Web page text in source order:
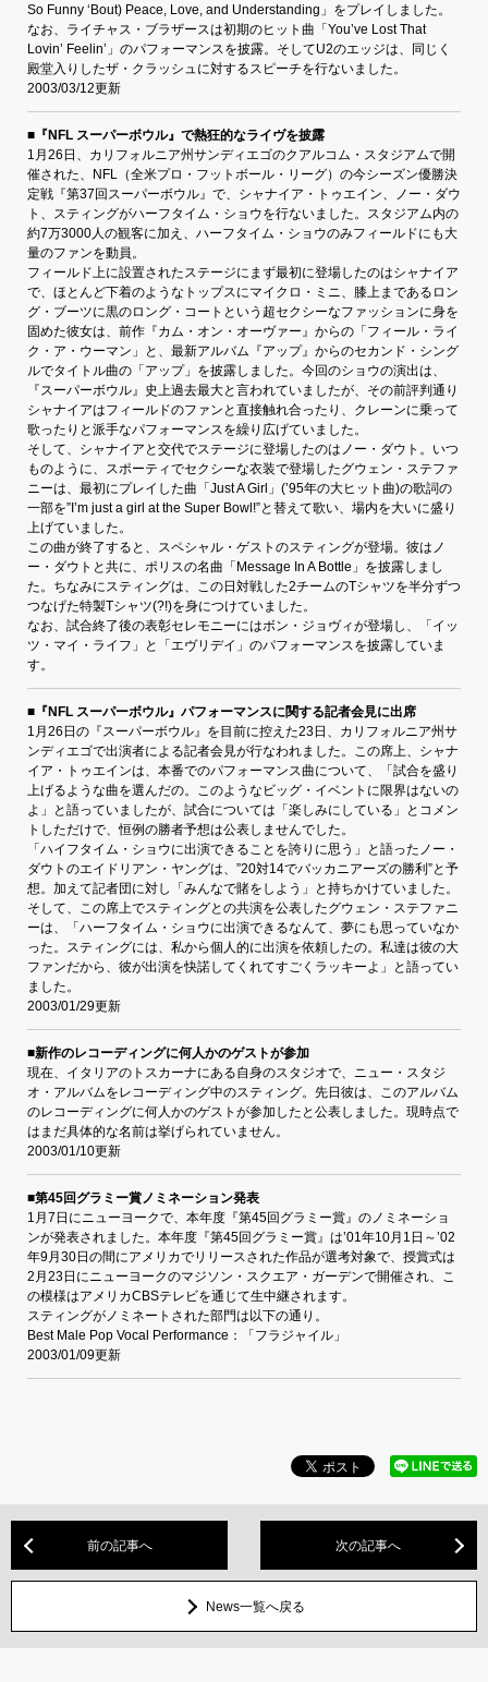
So Funny ‘Bout) Peace, Love, and Understanding」をプレイしました。
なお、ライチャス・ブラザースは初期のヒット曲「You’ve Lost That
Lovin’ Feelin’」のパフォーマンスを披露。そしてU2のエッジは、同じく
殿堂入りしたザ・クラッシュに対するスピーチを行ないました。
2003/03/12更新
■『NFL スーパーボウル』で熱狂的なライヴを披露
1月26日、カリフォルニア州サンディエゴのクアルコム・スタジアムで開
催された、NFL（全米プロ・フットボール・リーグ）の今シーズン優勝決
定戦『第37回スーパーボウル』で、シャナイア・トゥエイン、ノー・ダウ
ト、スティングがハーフタイム・ショウを行ないました。スタジアム内の
約7万3000人の観客に加え、ハーフタイム・ショウのみフィールドにも大
量のファンを動員。
フィールド上に設置されたステージにまず最初に登場したのはシャナイア
で、ほとんど下着のようなトップスにマイクロ・ミニ、膝上まであるロン
グ・ブーツに黒のロング・コートという超セクシーなファッションに身を
固めた彼女は、前作『カム・オン・オーヴァー』からの「フィール・ライ
ク・ア・ウーマン」と、最新アルバム『アップ』からのセカンド・シング
ルでタイトル曲の「アップ」を披露しました。今回のショウの演出は、
『スーパーボウル』史上過去最大と言われていましたが、その前評判通り
シャナイアはフィールドのファンと直接触れ合ったり、クレーンに乗って
歌ったりと派手なパフォーマンスを繰り広げていました。
そして、シャナイアと交代でステージに登場したのはノー・ダウト。いつ
ものように、スポーティでセクシーな衣装で登場したグウェン・ステファ
ニーは、最初にプレイした曲「Just A Girl」(’95年の大ヒット曲)の歌詞の
一部を”I’m just a girl at the Super Bowl!”と替えて歌い、場内を大いに盛り
上げていました。
この曲が終了すると、スペシャル・ゲストのスティングが登場。彼はノ
ー・ダウトと共に、ポリスの名曲「Message In A Bottle」を披露しまし
た。ちなみにスティングは、この日対戦した2チームのTシャツを半分ずつ
つなげた特製Tシャツ(?!)を身につけていました。
なお、試合終了後の表彰セレモニーにはボン・ジョヴィが登場し、「イッ
ツ・マイ・ライフ」と「エヴリデイ」のパフォーマンスを披露していま
す。
■『NFL スーパーボウル』パフォーマンスに関する記者会見に出席
1月26日の『スーパーボウル』を目前に控えた23日、カリフォルニア州サ
ンディエゴで出演者による記者会見が行なわれました。この席上、シャナ
イア・トゥエインは、本番でのパフォーマンス曲について、「試合を盛り
上げるような曲を選んだの。このようなビッグ・イベントに限界はないの
よ」と語っていましたが、試合については「楽しみにしている」とコメン
トしただけで、恒例の勝者予想は公表しませんでした。
「ハイフタイム・ショウに出演できることを誇りに思う」と語ったノー・
ダウトのエイドリアン・ヤングは、”20対14でバッカニアーズの勝利”と予
想。加えて記者団に対し「みんなで賭をしよう」と持ちかけていました。
そして、この席上でスティングとの共演を公表したグウェン・ステファニ
ーは、「ハーフタイム・ショウに出演できるなんて、夢にも思っていなか
った。スティングには、私から個人的に出演を依頼したの。私達は彼の大
ファンだから、彼が出演を快諾してくれてすごくラッキーよ」と語ってい
ました。
2003/01/29更新
■新作のレコーディングに何人かのゲストが参加
現在、イタリアのトスカーナにある自身のスタジオで、ニュー・スタジ
オ・アルバムをレコーディング中のスティング。先日彼は、このアルバム
のレコーディングに何人かのゲストが参加したと公表しました。現時点で
はまだ具体的な名前は挙げられていません。
2003/01/10更新
■第45回グラミー賞ノミネーション発表
1月7日にニューヨークで、本年度『第45回グラミー賞』のノミネーショ
ンが発表されました。本年度『第45回グラミー賞』は’01年10月1日～’02
年9月30日の間にアメリカでリリースされた作品が選考対象で、授賞式は
2月23日にニューヨークのマジソン・スクエア・ガーデンで開催され、こ
の模様はアメリカCBSテレビを通じて生中継されます。
スティングがノミネートされた部門は以下の通り。
Best Male Pop Vocal Performance：「フラジャイル」
2003/01/09更新
前の記事へ 次の記事へ
News一覧へ戻る